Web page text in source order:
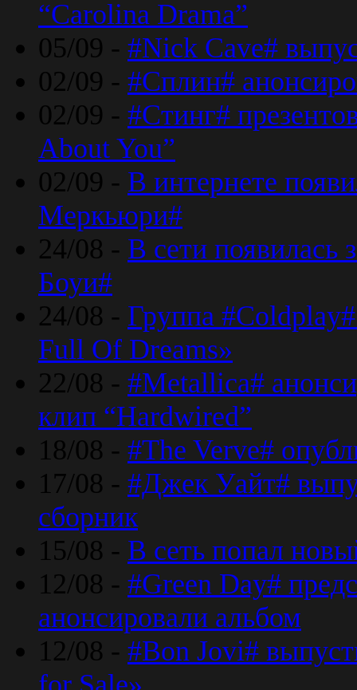
“Carolina Drama”
05/09 - #Nick Cave#
02/09 - #Сплин#
02/09 - #Стинг#
About You”
02/09 - В интернете
Меркьюри#
24/08 - В сети появилась
Боуи#
24/08 - Группа
Full Of Dreams»
22/08 - #Metallica#
клип “Hardwired”
18/08 - #The Verve#
17/08 - #Джек Уайт#
сборник
15/08 - В сеть попал
12/08 - #Green Day#
анонсировали альбом
12/08 - #Bon Jovi#